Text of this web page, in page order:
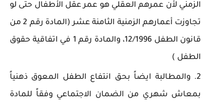
الزمني لأن عمرهم العقلي هو عمر عقل الأطفال حتى لو
تجاوزت أعمارهم الزمنية الثامنة عشر (المادة رقم 2 من
قانون الطفل 12/1996، والمادة رقم 1 في اتفاقية حقوق
الطفل )
والمطالبة ايضاً بحق انتفاع الطفل المعوق ذهنياً
بمعاش شهري من الضمان الاجتماعي وفقاً للمادة